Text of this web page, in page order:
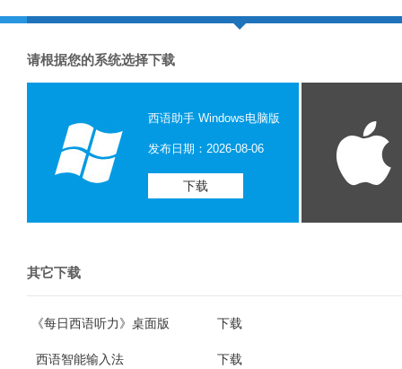
请根据您的系统选择下载
西语助手 Windows电脑版
发布日期：2026-08-06
下载
其它下载
《每日西语听力》桌面版 下载
西语智能输入法 下载